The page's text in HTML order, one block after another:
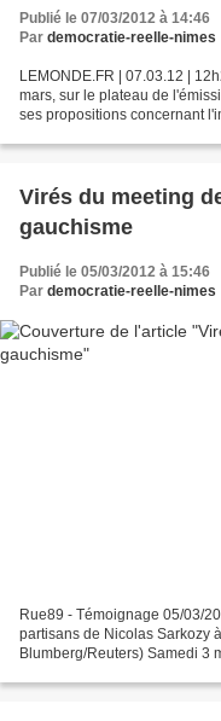
Publié le 07/03/2012 à 14:46
Par democratie-reelle-nimes
LEMONDE.FR | 07.03.12 |
mars, sur le plateau de
ses propositions concernant
Virés du meeting
gauchisme
Publié le 05/03/2012 à 15:46
Par democratie-reelle-nimes
Rue89 - Témoignage 05/03/
partisans de Nicolas Sarkozy
Blumberg/Reuters) Samedi 3